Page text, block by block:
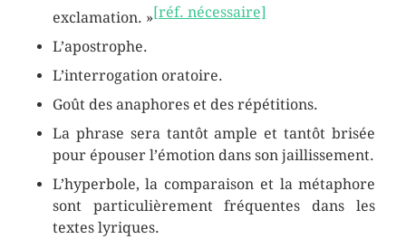
exclamation. »[réf. nécessaire]
L’apostrophe.
L’interrogation oratoire.
Goût des anaphores et des répétitions.
La phrase sera tantôt ample et tantôt brisée
pour épouser l’émotion dans son jaillissement.
L’hyperbole, la comparaison et la métaphore
sont particulièrement fréquentes dans les
textes lyriques.